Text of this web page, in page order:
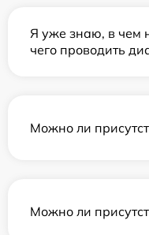
Я уже знаю, в чем
чего проводить
Можно ли
Можно ли